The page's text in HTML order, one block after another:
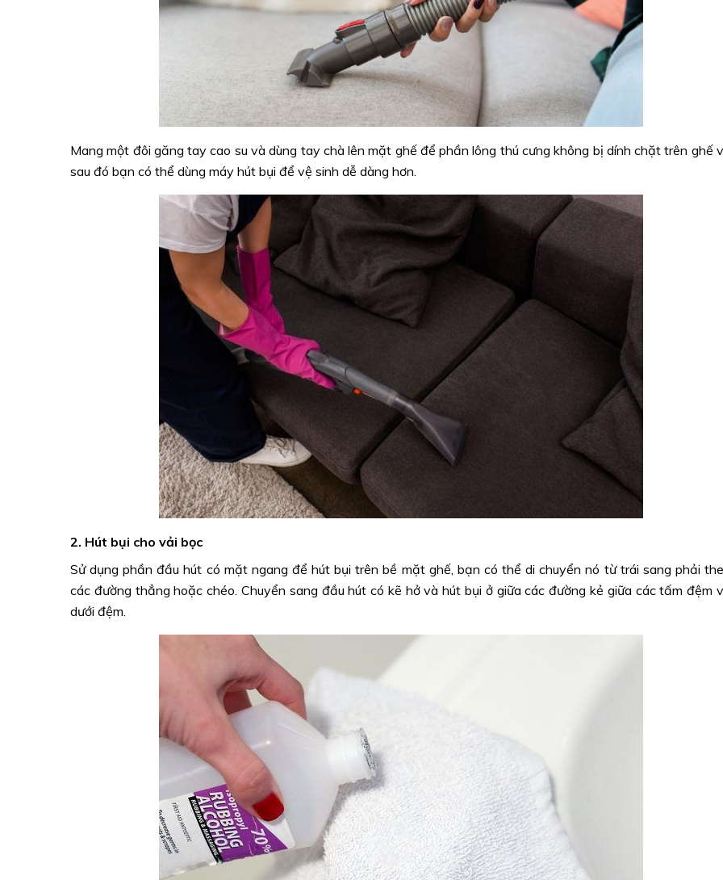
Mang một đôi găng tay cao su và dùng tay chà lên mặt ghế để phần lông thú cưng không bị dính chặt trên ghế
sau đó bạn có thể dùng máy hút bụi để vệ sinh dễ dàng hơn.
2. Hút bụi cho vải bọc
Sử dụng phần đầu hút có mặt ngang để hút bụi trên bề mặt ghế, bạn có thể di chuyển nó từ trái sang phải
các đường thẳng hoặc chéo. Chuyển sang đầu hút có kẽ hở và hút bụi ở giữa các đường kẻ giữa các tấm đệm
dưới đệm.